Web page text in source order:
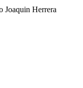
Joaquin Herrera